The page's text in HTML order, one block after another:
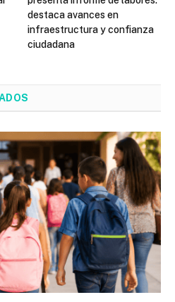
destaca avances en
infraestructura y confianza
ciudadana